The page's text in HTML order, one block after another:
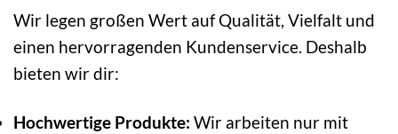
Wir legen großen Wert auf Qualität, Vielfalt und
einen hervorragenden Kundenservice. Deshalb
bieten wir dir:
Hochwertige Produkte: Wir arbeiten nur mit